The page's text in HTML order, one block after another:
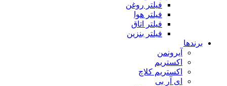
فیلتر روغن
فیلتر هوا
فیلتر اتاق
فیلتر بنزین
برندها
آیرونمن
اکستریم
اکستریم کلاچ
ای آر بی